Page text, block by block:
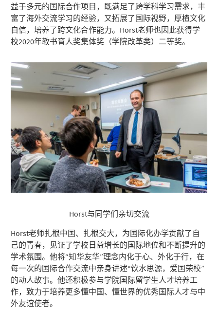
益于多元的国际合作项目，既满足了跨学科学习需求，丰
富了海外交流学习的经验，又拓展了国际视野，厚植文化
自信，培养了跨文化合作能力。Horst老师也因此获得学
校2020年教书育人奖集体奖（学院改革类）二等奖。
Horst与同学们亲切交流
Horst老师扎根中国、扎根交大，为国际化办学贡献了自
己的青春，见证了学校日益增长的国际地位和不断提升的
学术氛围。他将“知华友华”理念内化于心、外化于行，在
每一次的国际合作交流中亲身讲述“饮水思源，爱国荣校”
的动人故事。他还积极参与学院国际留学生人才培养工
作，致力于培养更多懂中国、懂世界的优秀国际人才与中
外友谊使者。